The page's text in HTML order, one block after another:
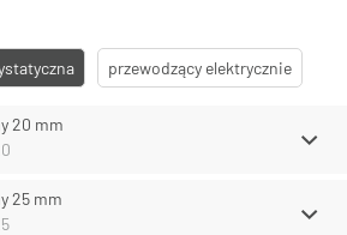
przewodzący elektrycznie
20 mm
25 mm